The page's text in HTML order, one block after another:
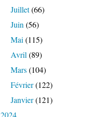
Juillet(66)
Juin (56)
Mai (115)
Avril (89)
Mars(104)
Février(122)
Janvier(121)
2024